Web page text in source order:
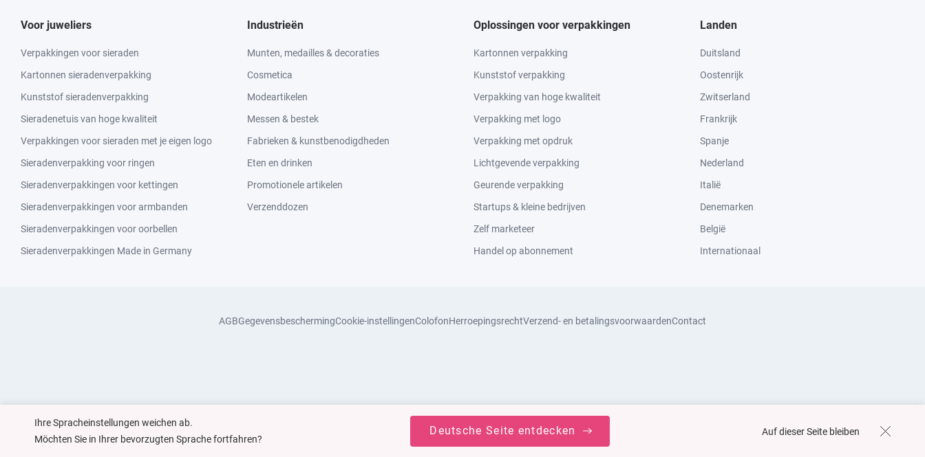
Voor juweliers
Verpakkingen voor sieraden
Kartonnen sieradenverpakking
Kunststof sieradenverpakking
Sieradenetuis van hoge kwaliteit
Verpakkingen voor sieraden met je eigen logo
Sieradenverpakking voor ringen
Sieradenverpakkingen voor kettingen
Sieradenverpakkingen voor armbanden
Sieradenverpakkingen voor oorbellen
Sieradenverpakkingen Made in Germany
Industrieën
Munten, medailles & decoraties
Cosmetica
Modeartikelen
Messen & bestek
Fabrieken & kunstbenodigdheden
Eten en drinken
Promotionele artikelen
Verzenddozen
Oplossingen voor verpakkingen
Kartonnen verpakking
Kunststof verpakking
Verpakking van hoge kwaliteit
Verpakking met logo
Verpakking met opdruk
Lichtgevende verpakking
Geurende verpakking
Startups & kleine bedrijven
Zelf marketeer
Handel op abonnement
Landen
Duitsland
Oostenrijk
Zwitserland
Frankrijk
Spanje
Nederland
Italië
Denemarken
België
Internationaal
AGBGegevensbeschermingCookie-instellingenColofonHerroepingsrechtVerzend- en betalingsvoorwaardenContact
Ihre Spracheinstellungen weichen ab.
Möchten Sie in Ihrer bevorzugten Sprache fortfahren?
Deutsche Seite entdecken Auf dieser Seite bleiben